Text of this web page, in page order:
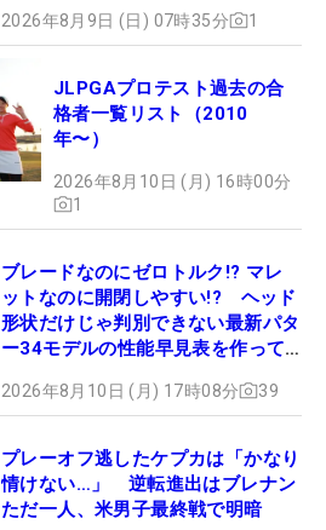
2026年8月9日 (日) 07時35分 1
JLPGAプロテスト過去の合
格者一覧リスト（2010
年〜）
2026年8月10日 (月) 16時00分
1
ブレードなのにゼロトルク!? マレ
ットなのに開閉しやすい!? ヘッド
形状だけじゃ判別できない最新パタ
ー34モデルの性能早見表を作って
2026年8月10日 (月) 17時08分 39
プレーオフ逃したケプカは「かなり
情けない…」 逆転進出はブレナン
ただ一人、米男子最終戦で明暗